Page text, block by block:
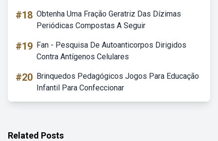
#18 Obtenha Uma Fração Geratriz Das Dízimas
Periódicas Compostas A Seguir
#19 Fan - Pesquisa De Autoanticorpos Dirigidos
Contra Antígenos Celulares
#20 Brinquedos Pedagógicos Jogos Para Educação
Infantil Para Confeccionar
Related Posts